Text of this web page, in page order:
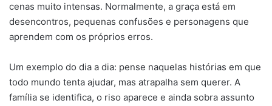
cenas muito intensas. Normalmente, a graça está em
desencontros, pequenas confusões e personagens que
aprendem com os próprios erros.
Um exemplo do dia a dia: pense naquelas histórias em que
todo mundo tenta ajudar, mas atrapalha sem querer. A
família se identifica, o riso aparece e ainda sobra assunto